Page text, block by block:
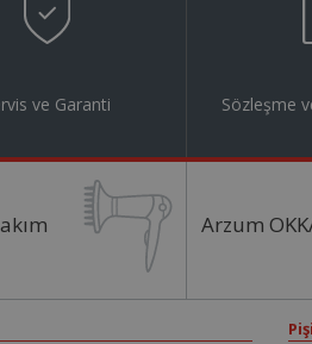
ve Garanti Sözleşme
Arzum